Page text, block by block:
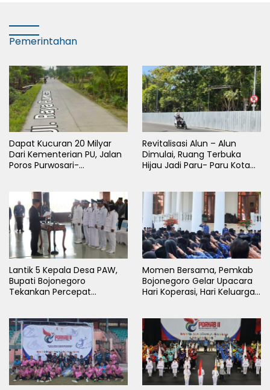
Pemerintahan
Dapat Kucuran 20 Milyar
Dari Kementerian PU, Jalan
Poros Purwosari-
Revitalisasi Alun – Alun
Dimulai, Ruang Terbuka
Hijau Jadi Paru- Paru Kota
Lantik 5 Kepala Desa PAW,
Bupati Bojonegoro
Tekankan Percepat
Momen Bersama, Pemkab
Bojonegoro Gelar Upacara
Hari Koperasi, Hari Keluarga